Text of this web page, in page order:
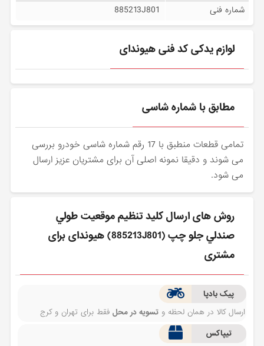
شماره فنی 885213J801
لوازم یدکی کد فنی هیوندای
مطابق با شماره شاسی
تمامی قطعات منطبق با 17 رقم شماره شاسی خودرو بررسی
می شوند و دقیقا نمونه اصلی آن برای مشتریان عزیز ارسال
می شود.
روش های ارسال كليد تنظيم موقعيت طولي
صندلي جلو چپ (885213J801) هیوندای برای
مشتری
پیک بادپا
ارسال کالا در همان لحظه وتسویه در محل فقط برای تهران و کرج
تیپاکس